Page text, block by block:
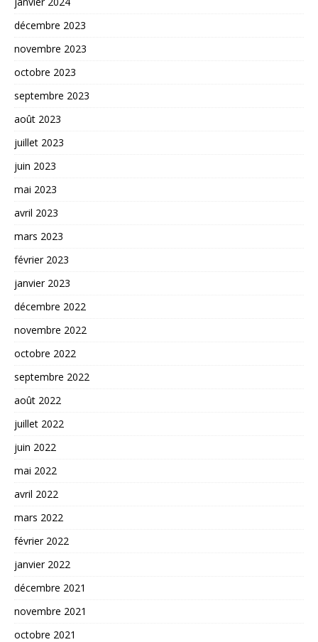
décembre 2023
novembre 2023
octobre 2023
septembre 2023
août 2023
juillet 2023
juin 2023
mai 2023
avril 2023
mars 2023
février 2023
janvier 2023
décembre 2022
novembre 2022
octobre 2022
septembre 2022
août 2022
juillet 2022
juin 2022
mai 2022
avril 2022
mars 2022
février 2022
janvier 2022
décembre 2021
novembre 2021
octobre 2021